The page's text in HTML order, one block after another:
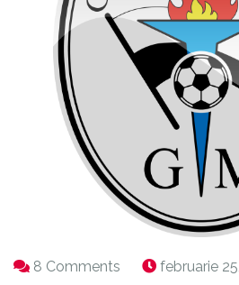
8 Comments februarie